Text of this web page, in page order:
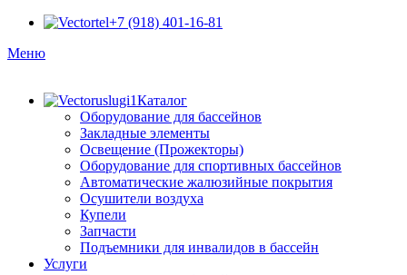
+7 (918) 401-16-81
Меню
Каталог
Оборудование для бассейнов
Закладные элементы
Освещение (Прожекторы)
Оборудование для спортивных бассейнов
Автоматические жалюзийные покрытия
Осушители воздуха
Купели
Запчасти
Подъемники для инвалидов в бассейн
Услуги